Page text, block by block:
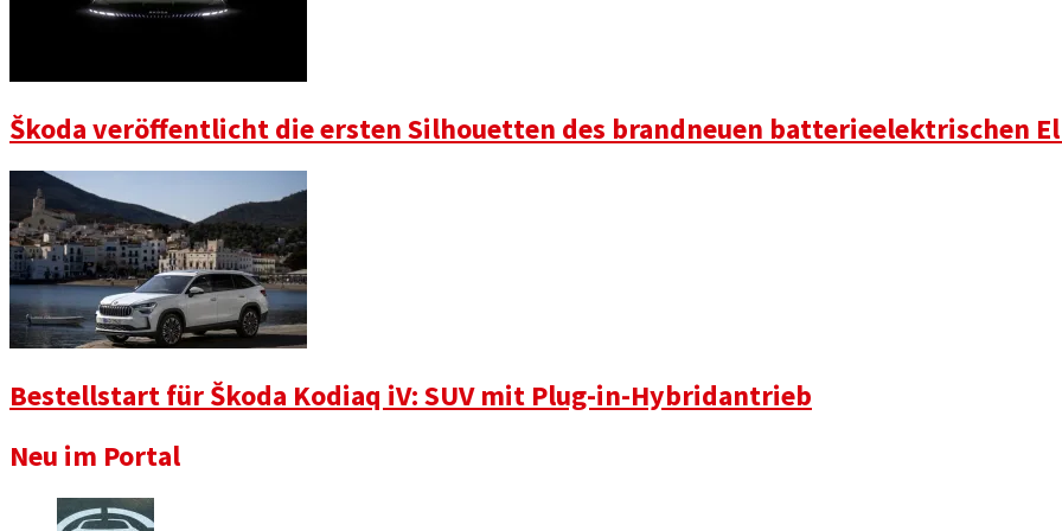
Škoda veröffentlicht die ersten Silhouetten des brandneuen batterieelektrischen
Bestellstart für Škoda Kodiaq iV: SUV mit Plug-in-Hybridantrieb
Neu im Portal